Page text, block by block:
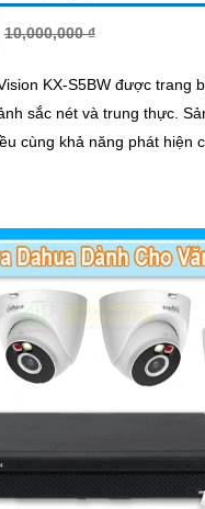
10,000,000 ₫
KX-S5BW được trang
và trung thực. Sản phẩm hỗ trợ
cùng khả năng phát hiện